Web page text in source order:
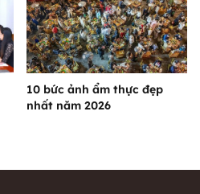
10 bức ảnh ẩm thực đẹp
nhất năm 2026